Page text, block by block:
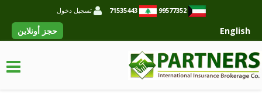
99577352
71535443 تسجيل دخول
حجز أونلاين English